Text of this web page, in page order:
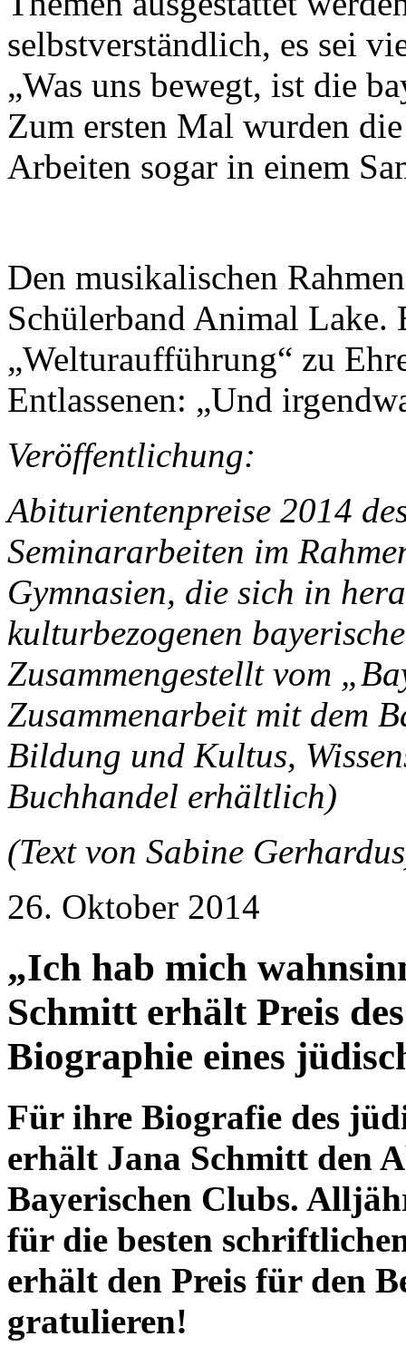
selbstverständlich, es sei
„Was uns bewegt, ist die
Zum ersten Mal wurden
Arbeiten sogar in einem
Den musikalischen
Schülerband Animal Lake.
„Welturaufführung“ zu
Entlassenen: „Und
Veröffentlichung:
Abiturientenpreise 2014
Seminararbeiten im
Gymnasien, die sich in
kulturbezogenen
Zusammengestellt vom
Zusammenarbeit mit dem
Bildung und Kultus,
Buchhandel erhältlich)
(Text von Sabine
26. Oktober 2014
„Ich hab mich
Schmitt erhält Preis
Biographie eines
Für ihre Biografie des
erhält Jana Schmitt den
Bayerischen Clubs.
für die besten
erhält den Preis für den
gratulieren!